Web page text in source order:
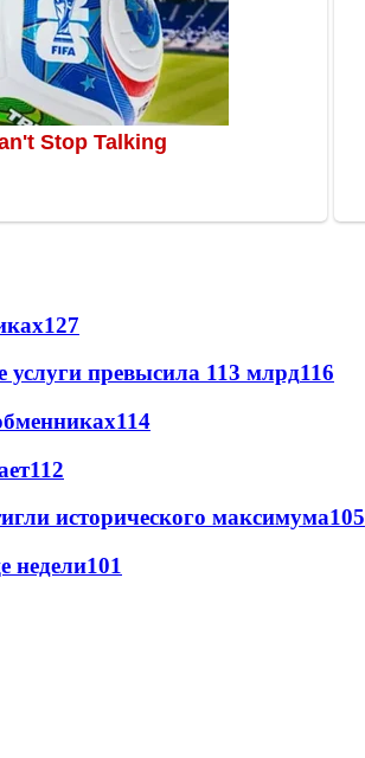
127
превысила 113 млрд116
114
112
исторического максимума105
недели101